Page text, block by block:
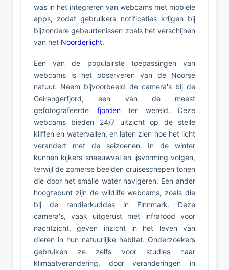
was in het integreren van webcams met mobiele
apps, zodat gebruikers notificaties krijgen bij
bijzondere gebeurtenissen zoals het verschijnen
van het Noorderlicht.
Een van de populairste toepassingen van
webcams is het observeren van de Noorse
natuur. Neem bijvoorbeeld de camera's bij de
Geirangerfjord, een van de meest
gefotografeerde fjordenter wereld. Deze
webcams bieden 24/7 uitzicht op de steile
kliffen en watervallen, en laten zien hoe het licht
verandert met de seizoenen. In de winter
kunnen kijkers sneeuwval en ijsvorming volgen,
terwijl de zomerse beelden cruiseschepen tonen
die door het smalle water navigeren. Een ander
hoogtepunt zijn de wildlife webcams, zoals die
bij de rendierkuddes in Finnmark. Deze
camera's, vaak uitgerust met infrarood voor
nachtzicht, geven inzicht in het leven van
dieren in hun natuurlijke habitat. Onderzoekers
gebruiken ze zelfs voor studies naar
klimaatverandering, door veranderingen in